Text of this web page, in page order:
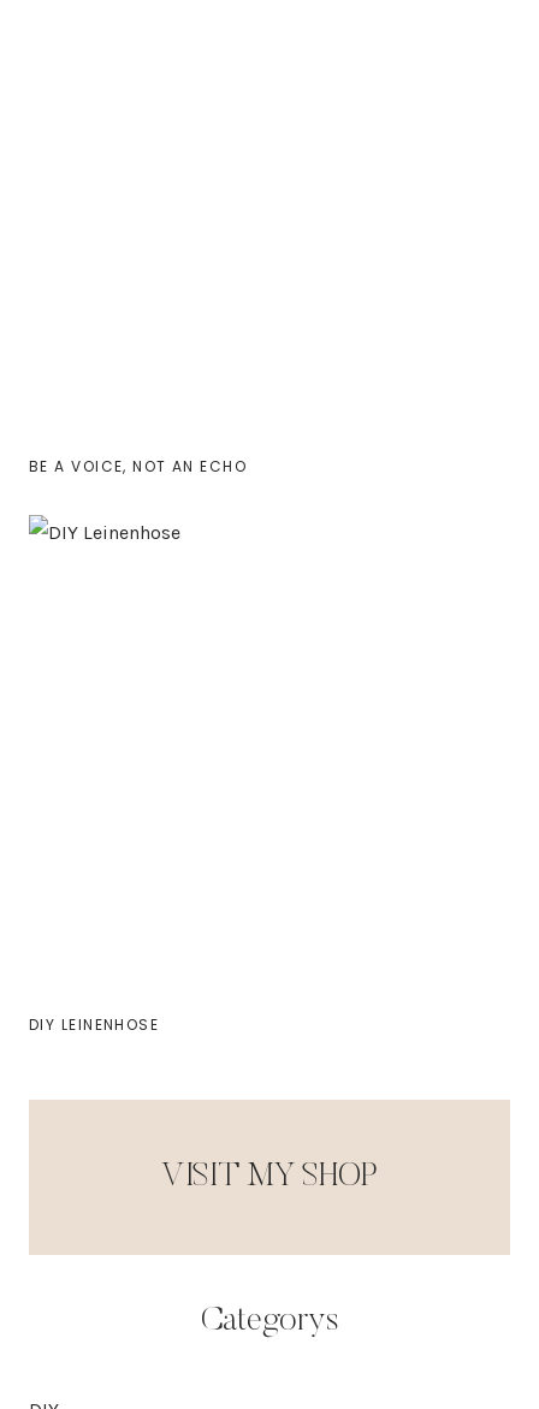
BE A VOICE, NOT AN ECHO
DIY LEINENHOSE
VISIT MY SHOP
Categorys